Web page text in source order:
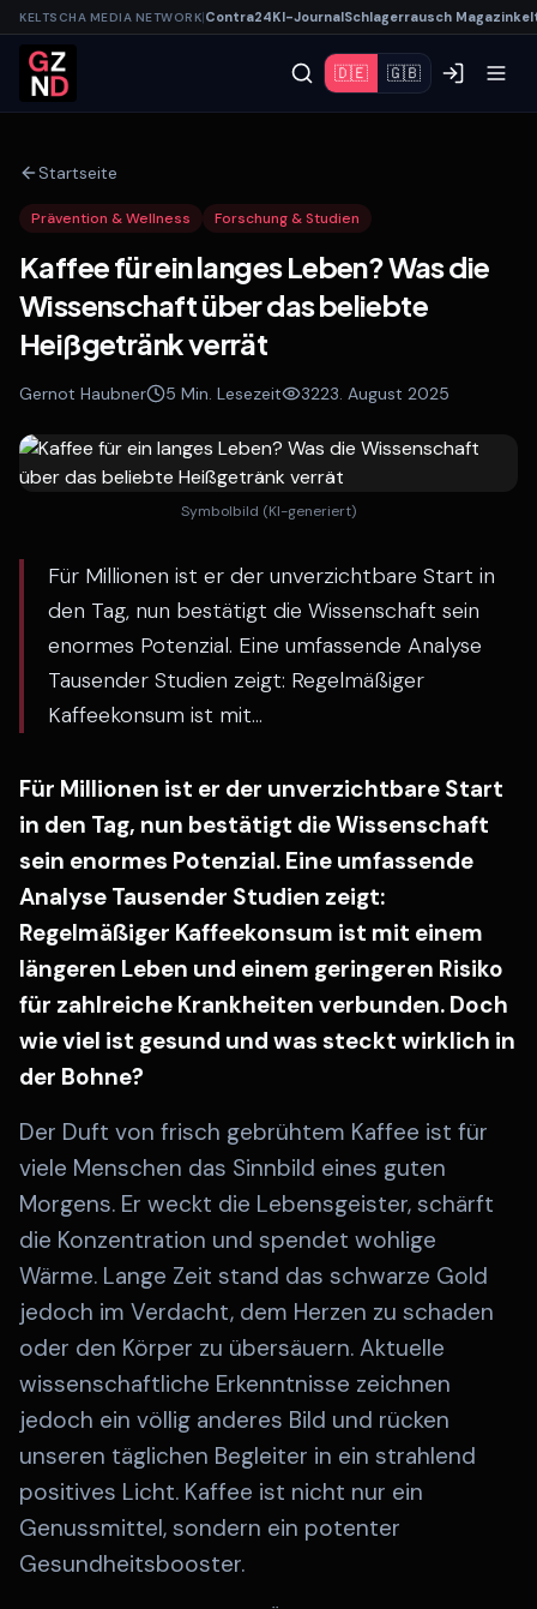
KELTSCHA MEDIA NETWORK|Contra24KI-JournalSchlagerrausch Magazin
🇩🇪 🇬🇧
Startseite
Prävention & Wellness Forschung & Studien
Kaffee für ein langes Leben? Was die
Wissenschaft über das beliebte
Heißgetränk verrät
Gernot Haubner 5 Min. Lesezeit 3223. August 2025
Symbolbild (KI-generiert)
Für Millionen ist er der unverzichtbare Start in
den Tag, nun bestätigt die Wissenschaft sein
enormes Potenzial. Eine umfassende Analyse
Tausender Studien zeigt: Regelmäßiger
Kaffeekonsum ist mit...
Für Millionen ist er der unverzichtbare Start
in den Tag, nun bestätigt die Wissenschaft
sein enormes Potenzial. Eine umfassende
Analyse Tausender Studien zeigt:
Regelmäßiger Kaffeekonsum ist mit einem
längeren Leben und einem geringeren Risiko
für zahlreiche Krankheiten verbunden. Doch
wie viel ist gesund und was steckt wirklich in
der Bohne?
Der Duft von frisch gebrühtem Kaffee ist für
viele Menschen das Sinnbild eines guten
Morgens. Er weckt die Lebensgeister, schärft
die Konzentration und spendet wohlige
Wärme. Lange Zeit stand das schwarze Gold
jedoch im Verdacht, dem Herzen zu schaden
oder den Körper zu übersäuern. Aktuelle
wissenschaftliche Erkenntnisse zeichnen
jedoch ein völlig anderes Bild und rücken
unseren täglichen Begleiter in ein strahlend
positives Licht. Kaffee ist nicht nur ein
Genussmittel, sondern ein potenter
Gesundheitsbooster.